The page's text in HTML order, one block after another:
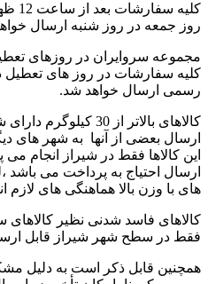
روز جمعه در روز شنبه ارسال
مجموعه سروایران در روزهای
کلیه سفارشات در روز های تعطیل
رسمی ارسال خواهد شد.
کالاهای بالاتر از
ارسال بعضی از آنها به شهر های
این کالاها فقط در شیراز انجام
ارسال احتیاج به پرداخت می
های با وزن بالا هماهنگی های لازم
کالاهای فاسد شدنی نظیر
فقط در سطح شهر شیراز قابل
همچنین قابل ذکر است به دلیل